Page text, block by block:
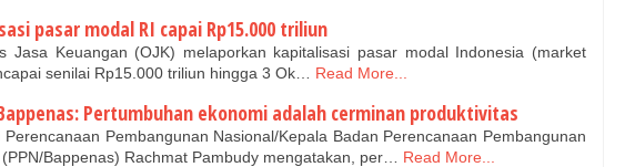
pasar modal RI capai Rp15.000 triliun
Jasa Keuangan (OJK) melaporkan kapitalisasi pasar modal Indonesia (market
senilai Rp15.000 triliun hingga 3 Ok…
Read More...
Pertumbuhan ekonomi adalah cerminan produktivitas
Pembangunan Nasional/Kepala Badan Perencanaan Pembangunan
Bappenas) Rachmat Pambudy mengatakan, per…
Read More...